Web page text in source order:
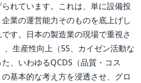
れています。これは、単に設備投
業の運営能力そのものを底上げし
す。日本の製造業の現場で重視さ
、生産性向上（5S、カイゼン活動な
、いわゆるQCDS（品質・コス
基本的な考え方を浸透させ、グロ